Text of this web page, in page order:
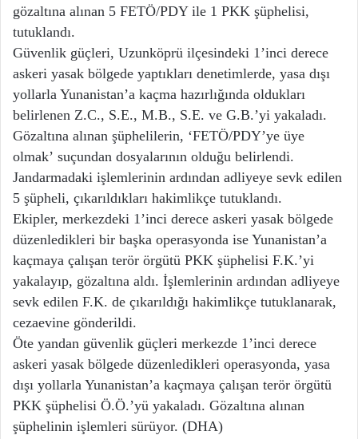
gözaltına alınan 5 FETÖ/PDY ile 1 PKK şüphelisi,
tutuklandı.
Güvenlik güçleri, Uzunköprü ilçesindeki 1’inci derece
askeri yasak bölgede yaptıkları denetimlerde, yasa dışı
yollarla Yunanistan’a kaçma hazırlığında oldukları
belirlenen Z.C., S.E., M.B., S.E. ve G.B.’yi yakaladı.
Gözaltına alınan şüphelilerin, ‘FETÖ/PDY’ye üye
olmak’ suçundan dosyalarının olduğu belirlendi.
Jandarmadaki işlemlerinin ardından adliyeye sevk edilen
5 şüpheli, çıkarıldıkları hakimlikçe tutuklandı.
Ekipler, merkezdeki 1’inci derece askeri yasak bölgede
düzenledikleri bir başka operasyonda ise Yunanistan’a
kaçmaya çalışan terör örgütü PKK şüphelisi F.K.’yi
yakalayıp, gözaltına aldı. İşlemlerinin ardından adliyeye
sevk edilen F.K. de çıkarıldığı hakimlikçe tutuklanarak,
cezaevine gönderildi.
Öte yandan güvenlik güçleri merkezde 1’inci derece
askeri yasak bölgede düzenledikleri operasyonda, yasa
dışı yollarla Yunanistan’a kaçmaya çalışan terör örgütü
PKK şüphelisi Ö.Ö.’yü yakaladı. Gözaltına alınan
şüphelinin işlemleri sürüyor. (DHA)